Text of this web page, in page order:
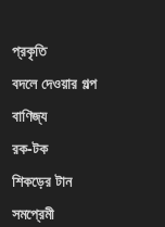
প্রকৃতি
বদলে দেওয়ার গল্প
বাণিজ্য
রক-টক
শিকড়ের টান
সমপ্রেমী